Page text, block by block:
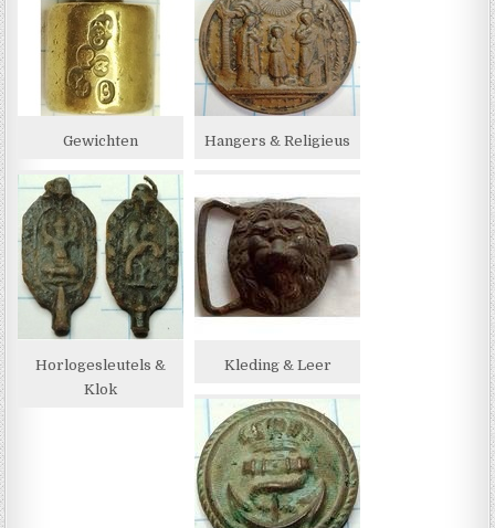
Gewichten Hangers & Religieus
Horlogesleutels &
Klok
Kleding & Leer